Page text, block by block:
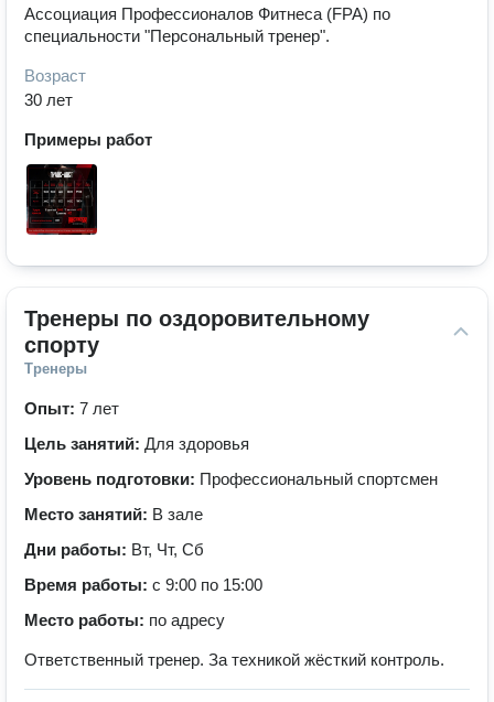
Ассоциация Профессионалов Фитнеса (FPA) по
специальности "Персональный тренер".
Возраст
30 лет
Примеры работ
Тренеры по оздоровительному
спорту
Тренеры
Опыт: 7 лет
Цель занятий: Для здоровья
Уровень подготовки: Профессиональный спортсмен
Место занятий: В зале
Дни работы: Вт, Чт, Сб
Время работы: с 9:00 по 15:00
Место работы: по адресу
Ответственный тренер. За техникой жёсткий контроль.